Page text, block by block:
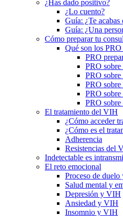
¿Has dado positivo?
¿Lo cuento?
Guía: ¿Te
Guía: ¿Una
Cómo preparar tu
Qué son los
PRO
PRO sobre
PRO
PRO sobre
PRO sobre
PRO sobre
El tratamiento del VIH
¿Cómo acceder
¿Cómo es el
Adherencia
Resistencias del
Indetectable es
El reto emocional
Proceso de
Salud mental y
Depresión y VIH
Ansiedad y VIH
Insomnio y VIH